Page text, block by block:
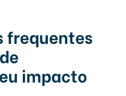
frequentes
impacto